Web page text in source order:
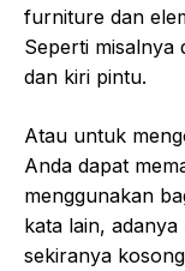
furniture dan
Seperti misalnya
dan kiri pintu.
Atau untuk
Anda dapat
menggunakan
kata lain,
sekiranya